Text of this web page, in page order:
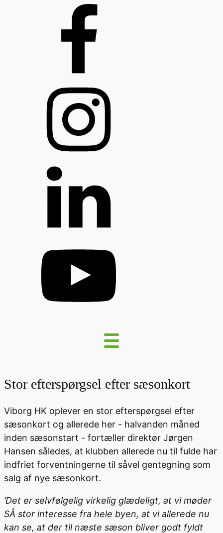
Stor efterspørgsel efter sæsonkort
Viborg HK oplever en stor efterspørgsel efter
sæsonkort og allerede her - halvanden måned
inden sæsonstart - fortæller direktør Jørgen
Hansen således, at klubben allerede nu til fulde har
indfriet forventningerne til såvel gentegning som
salg af nye sæsonkort.
’Det er selvfølgelig virkelig glædeligt, at vi møder
SÅ stor interesse fra hele byen, at vi allerede nu
kan se, at der til næste sæson bliver godt fyldt